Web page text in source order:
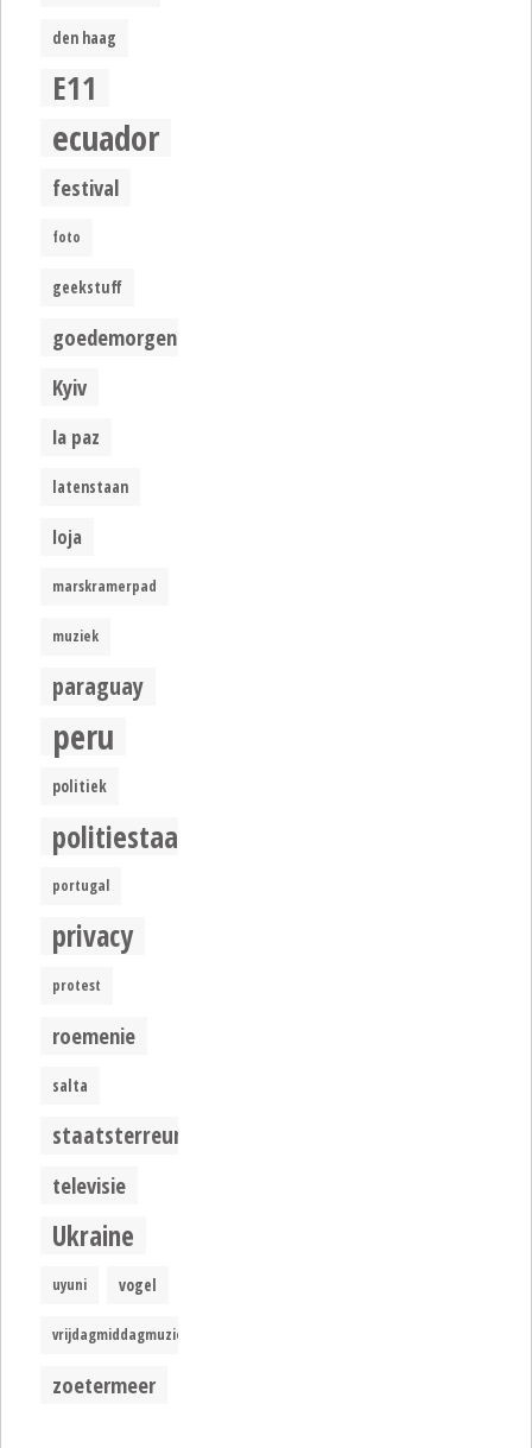
den haag
E11
ecuador
festival
foto
geekstuff
goedemorgen
Kyiv
la paz
latenstaan
loja
marskramerpad
muziek
paraguay
peru
politiek
politiestaat
portugal
privacy
protest
roemenie
salta
staatsterreur
televisie
Ukraine
uyuni vogel
vrijdagmiddagmuziek
zoetermeer